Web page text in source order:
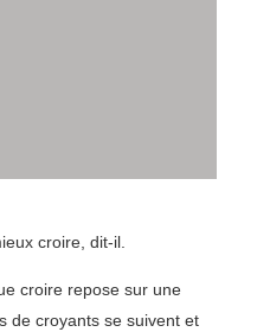
croire, dit-il.
croire repose sur une
de croyants se suivent et